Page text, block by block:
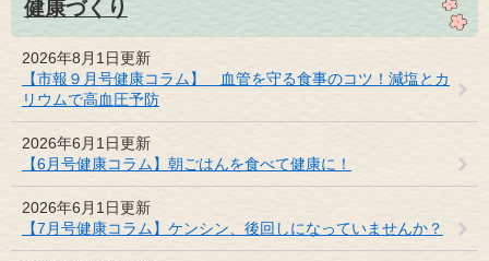
健康づくり
2026年8月1日更新
【市報９月号健康コラム】 血管を守る食事のコツ！減塩とカ
リウムで高血圧予防
2026年6月1日更新
【6月号健康コラム】朝ごはんを食べて健康に！
2026年6月1日更新
【7月号健康コラム】ケンシン、後回しになっていませんか？